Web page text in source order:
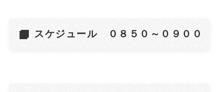
スケジュール ０８５０～０９００